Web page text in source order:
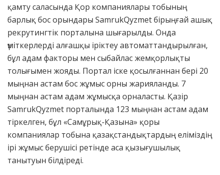
қамту саласында Қор компаниялары тобының
барлық бос орындары SamrukQyzmet бірыңғай ашық
рекрутингтік порталына шығарылды. Онда
үміткерлерді алғашқы іріктеу автоматтандырылған,
бұл адам факторы мен сыбайлас жемқорлықты
толығымен жояды. Портал іске қосылғаннан бері 20
мыңнан астам бос жұмыс орны жарияланды. 7
мыңнан астам адам жұмысқа орналасты. Қазір
SamrukQyzmet порталында 123 мыңнан астам адам
тіркелген, бұл «Самұрық-Қазына» қоры
компаниялар тобына қазақстандықтардың еліміздің
ірі жұмыс берушісі ретінде аса қызығушылық
танытуын білдіреді.